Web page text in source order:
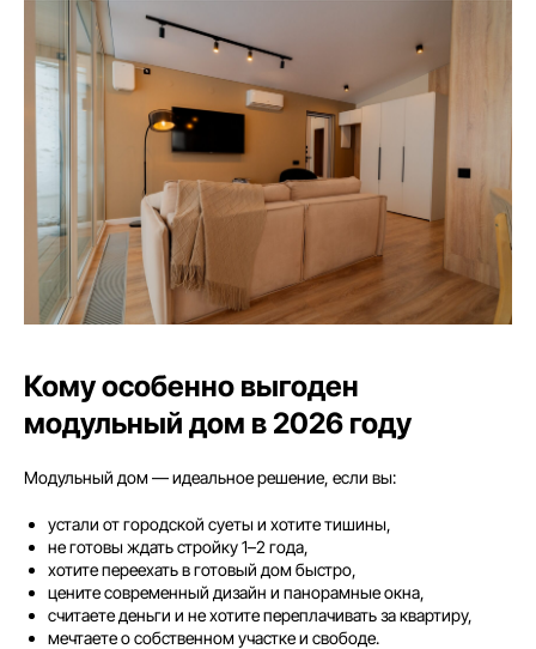
Кому особенно выгоден
модульный дом в 2026 году
Модульный дом — идеальное решение, если вы:
устали от городской суеты и хотите тишины,
не готовы ждать стройку 1–2 года,
хотите переехать в готовый дом быстро,
цените современный дизайн и панорамные окна,
считаете деньги и не хотите переплачивать за квартиру,
мечтаете о собственном участке и свободе.